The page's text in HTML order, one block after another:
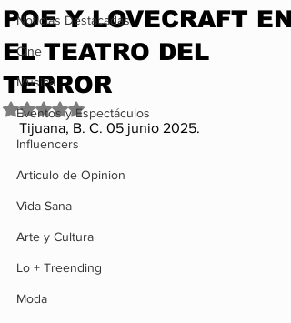
Noticias Destacadas
Cine
Musica
Eventos y Espectáculos
Influencers
Articulo de Opinion
Vida Sana
Arte y Cultura
Lo + Treending
Moda
POE Y LOVECRAFT EN
EL TEATRO DEL
TERROR
Obtuvo NaN de 5 estrellas.
Tijuana, B. C. 05 junio 2025.